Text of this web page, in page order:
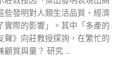
些發明對人類生活品質、經濟
實際的影響」。其中「多產的
聲》向莊教授探詢，在繁忙的
質與量？ 研究 ...